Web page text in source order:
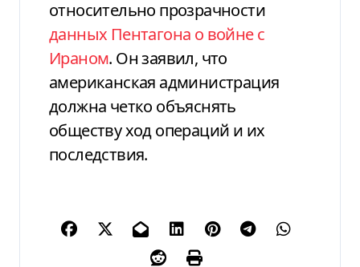
относительно прозрачности
данных Пентагона о войне с
Ираном. Он заявил, что
американская администрация
должна четко объяснять
обществу ход операций и их
последствия.